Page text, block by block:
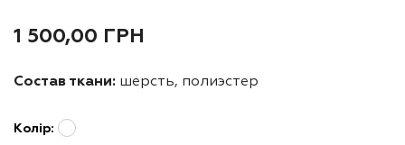
1 500,00 ГРН
Состав ткани: шерсть, полиэстер
Колір: